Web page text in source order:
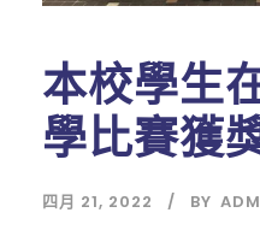
本校學生
學比賽獲
四月 21, 2022 BY